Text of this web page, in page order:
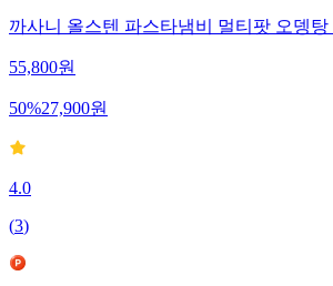
까사니 올스텐 파스타냄비 멀티팟 오뎅탕
55,800원
50%27,900원
4.0
(3)